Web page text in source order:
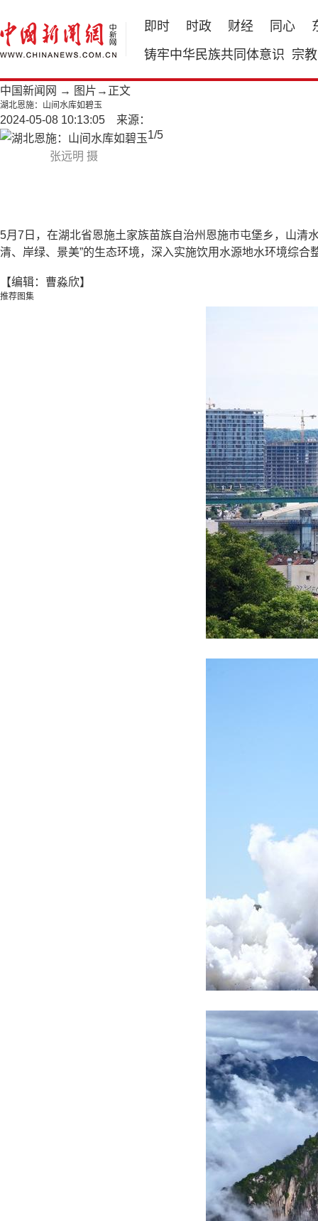
即时 时政 财经 同心
铸牢中华民族共同体意识 宗教
中国新闻网 → 图片 →正文
湖北恩施：山间水库如碧玉
2024-05-08 10:13:05 来源：
张远明 摄
1/5
5月7日，在湖北省恩施土家族苗族自治州恩施市屯堡乡，山清
清、岸绿、景美”的生态环境，深入实施饮用水源地水环境综合
【编辑：曹淼欣】
推荐图集